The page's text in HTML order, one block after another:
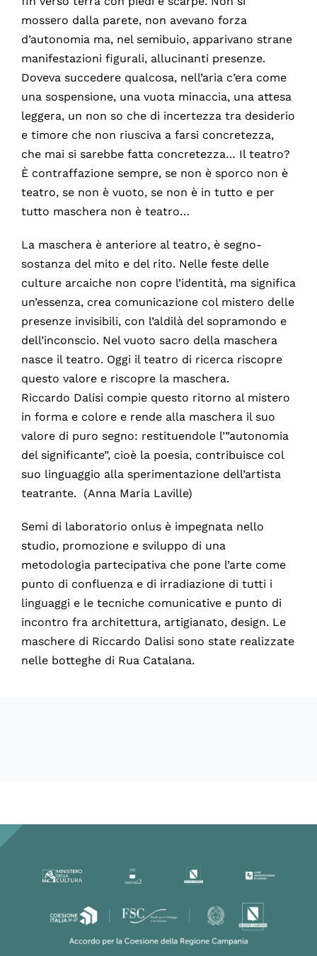
mossero dalla parete, non avevano forza
d’autonomia ma, nel semibuio, apparivano strane
manifestazioni figurali, allucinanti presenze.
Doveva succedere qualcosa, nell’aria c’era come
una sospensione, una vuota minaccia, una attesa
leggera, un non so che di incertezza tra desiderio
e timore che non riusciva a farsi concretezza,
che mai si sarebbe fatta concretezza… Il teatro?
È contraffazione sempre, se non è sporco non è
teatro, se non è vuoto, se non è in tutto e per
tutto maschera non è teatro…
La maschera è anteriore al teatro, è segno-
sostanza del mito e del rito. Nelle feste delle
culture arcaiche non copre l’identità, ma significa
un’essenza, crea comunicazione col mistero delle
presenze invisibili, con l’aldilà del sopramondo e
dell’inconscio. Nel vuoto sacro della maschera
nasce il teatro. Oggi il teatro di ricerca riscopre
questo valore e riscopre la maschera.
Riccardo Dalisi compie questo ritorno al mistero
in forma e colore e rende alla maschera il suo
valore di puro segno: restituendole l’”autonomia
del significante”, cioè la poesia, contribuisce col
suo linguaggio alla sperimentazione dell’artista
teatrante. (Anna Maria Laville)
Semi di laboratorio onlus è impegnata nello
studio, promozione e sviluppo di una
metodologia partecipativa che pone l’arte come
punto di confluenza e di irradiazione di tutti i
linguaggi e le tecniche comunicative e punto di
incontro fra architettura, artigianato, design. Le
maschere di Riccardo Dalisi sono state realizzate
nelle botteghe di Rua Catalana.